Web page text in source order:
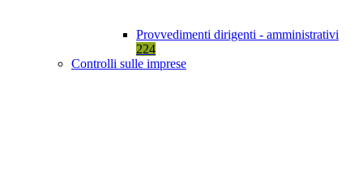
Provvedimenti dirigenti - amministrativi
224
Controlli sulle imprese